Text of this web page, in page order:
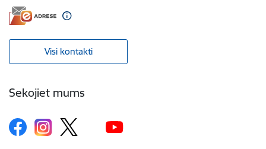
Visi kontakti
Sekojiet mums